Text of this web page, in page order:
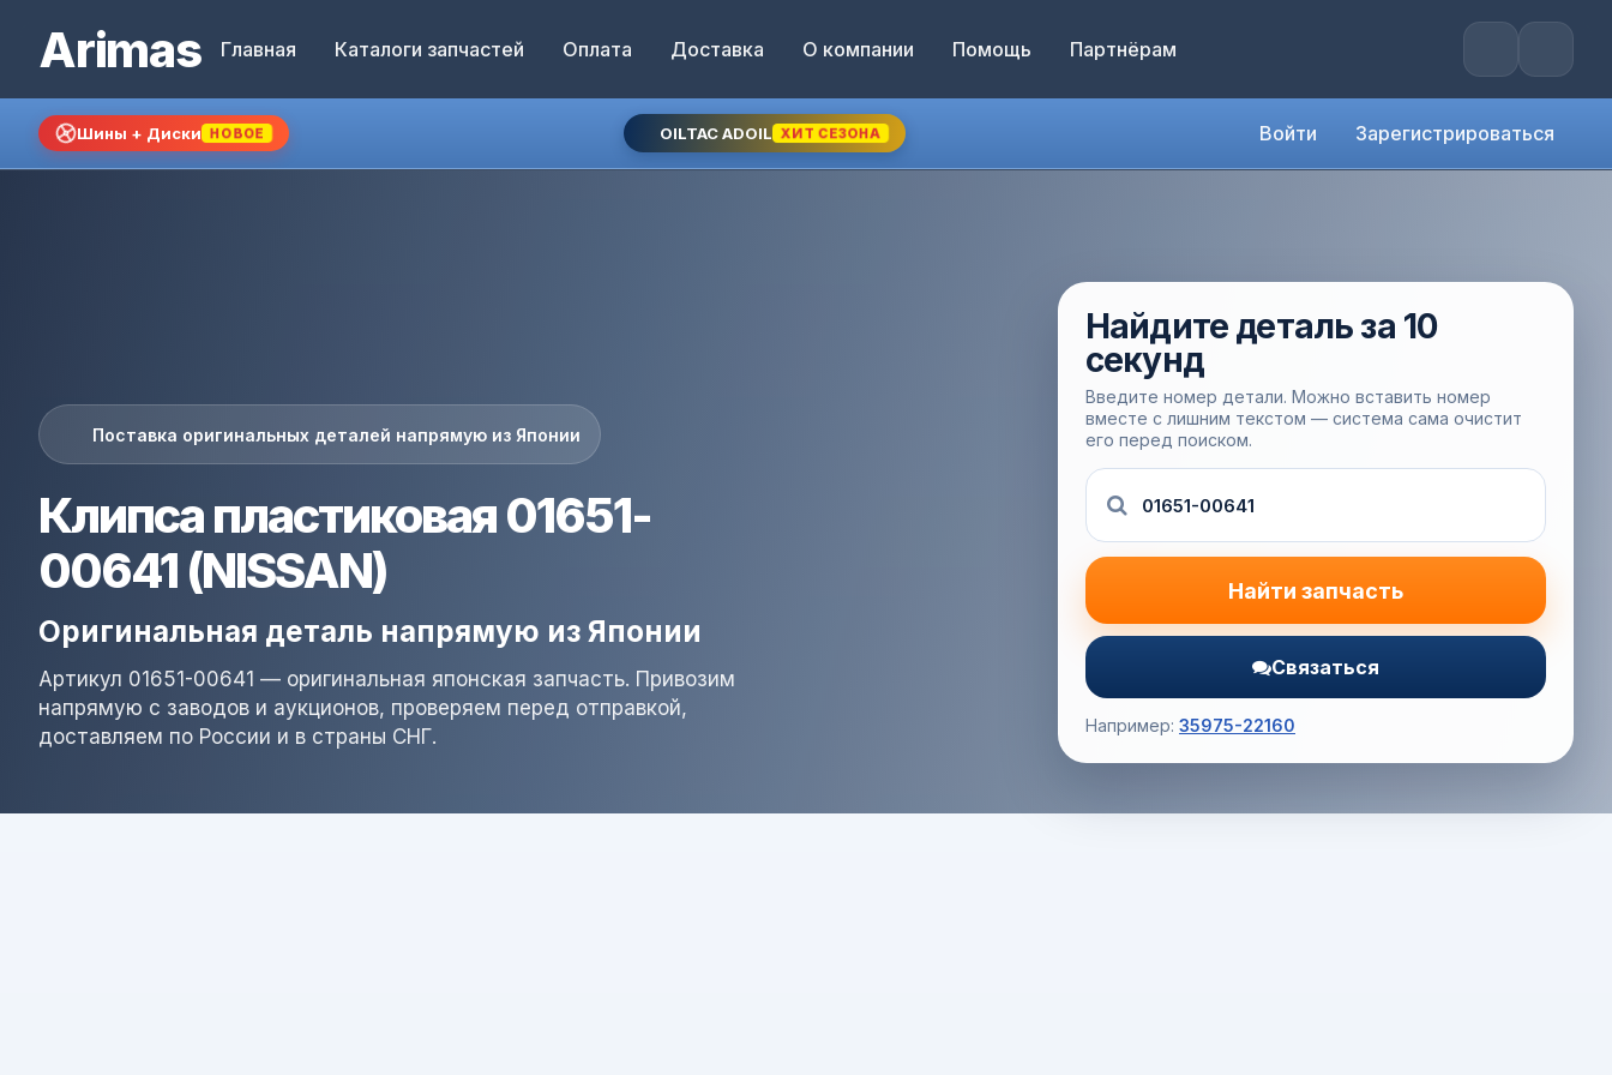
Arimas Главная Каталоги запчастей Оплата Доставка О компании Помощь Партнёрам
Шины + Диски НОВОЕ OILTAC ADOIL ХИТ СЕЗОНА Войти Зарегистрироваться
Поставка оригинальных деталей напрямую из Японии
Клипса пластиковая 01651-
00641 (NISSAN)
Оригинальная деталь напрямую из Японии
Артикул 01651-00641 — оригинальная японская запчасть. Привозим
напрямую с заводов и аукционов, проверяем перед отправкой,
доставляем по России и в страны СНГ.
Найдите деталь за 10
секунд
Введите номер детали. Можно вставить номер
вместе с лишним текстом — система сама очистит
его перед поиском.
Найти запчасть
Связаться
Например: 35975-22160